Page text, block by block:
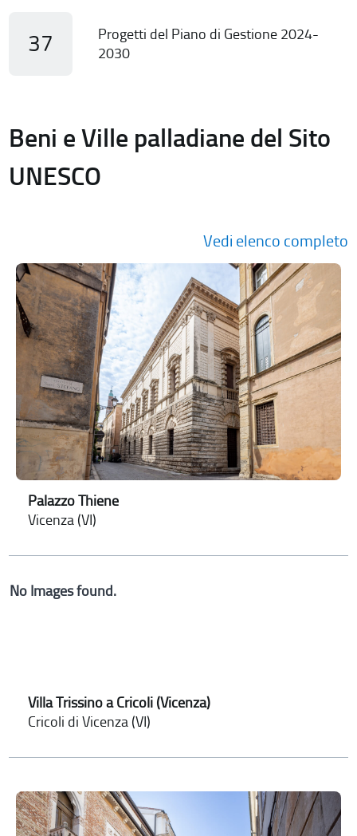
37
Progetti del Piano di Gestione 2024-
2030
Beni e Ville palladiane del Sito
UNESCO
Vedi elenco completo
Palazzo Thiene
Vicenza (VI)
No Images found.
Villa Trissino a Cricoli (Vicenza)
Cricoli di Vicenza (VI)